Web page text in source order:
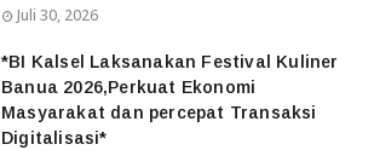
Juli 30, 2026
*BI Kalsel Laksanakan Festival Kuliner
Banua 2026,Perkuat Ekonomi
Masyarakat dan percepat Transaksi
Digitalisasi*